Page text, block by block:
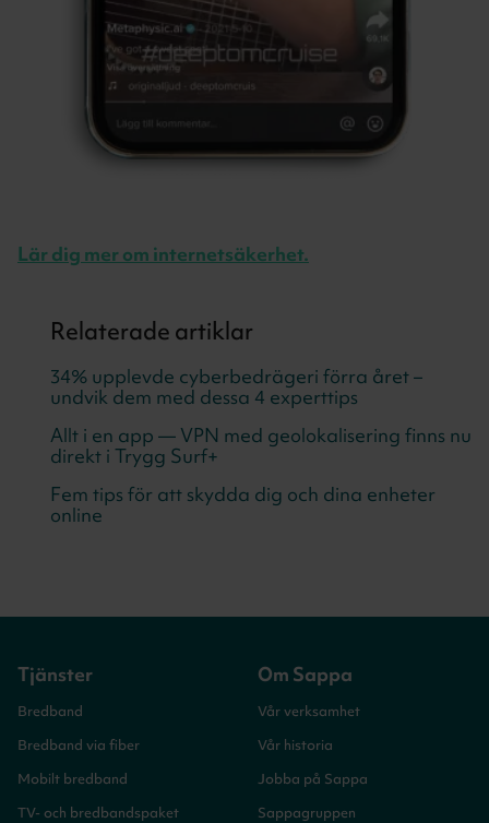
Lär dig mer om internetsäkerhet.
Relaterade artiklar
34% upplevde cyberbedrägeri förra året –
undvik dem med dessa 4 experttips
Allt i en app — VPN med geolokalisering finns nu
direkt i Trygg Surf+
Fem tips för att skydda dig och dina enheter
online
Tjänster
Bredband
Bredband via fiber
Mobilt bredband
TV- och bredbandspaket
Om Sappa
Vår verksamhet
Vår historia
Jobba på Sappa
Sappagruppen